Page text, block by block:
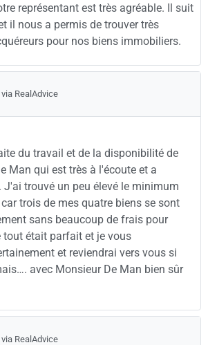
représentant est très agréable. Il suit
il nous a permis de trouver très
pour nos biens immobiliers.
via RealAdvice
du travail et de la disponibilité de
Man qui est très à l'écoute et a
J'ai trouvé un peu élevé le minimum
trois de mes quatre biens se sont
sans beaucoup de frais pour
tout était parfait et je vous
et reviendrai vers vous si
avec Monsieur De Man bien sûr
via RealAdvice